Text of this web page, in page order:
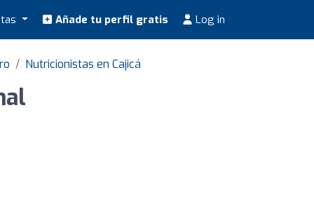
Añade tu perfil gratis Log in
Nutricionistas en Cajicá